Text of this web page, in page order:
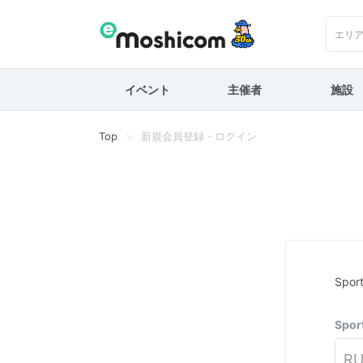
エリ
イベント 主催者 施設
Top 新規会員登録・ログイン